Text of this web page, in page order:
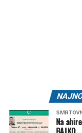
Na